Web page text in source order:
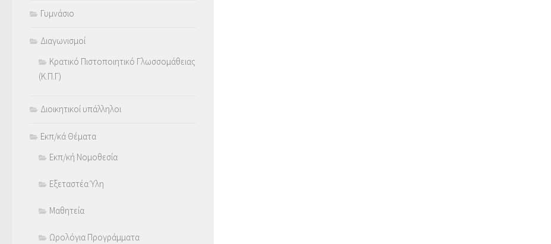
Γυμνάσιο
Διαγωνισμοί
Κρατικό Πιστοποιητικό Γλωσσομάθειας
(Κ.Π.Γ)
Διοικητικοί υπάλληλοι
Εκπ/κά Θέματα
Εκπ/κή Νομοθεσία
Εξεταστέα Ύλη
Μαθητεία
Ωρολόγια Προγράμματα